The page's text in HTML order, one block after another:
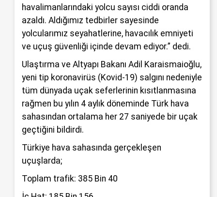
havalimanlarındaki yolcu sayısı ciddi oranda
azaldı. Aldığımız tedbirler sayesinde
yolcularımız seyahatlerine, havacılık emniyeti
ve uçuş güvenliği içinde devam ediyor.” dedi.
Ulaştırma ve Altyapı Bakanı Adil Karaismaioğlu,
yeni tip koronavirüs (Kovid-19) salgını nedeniyle
tüm dünyada uçak seferlerinin kısıtlanmasına
rağmen bu yılın 4 aylık döneminde Türk hava
sahasından ortalama her 27 saniyede bir uçak
geçtiğini bildirdi.
Türkiye hava sahasında gerçekleşen
uçuşlarda;
Toplam trafik: 385 Bin 40